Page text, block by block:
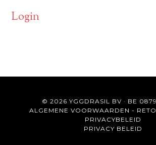
Login
© 2026 YGGDRASIL BV · BE
ALGEMENE VOORWAARDEN -
PRIVACYBELEID
PRIVACY BELEID